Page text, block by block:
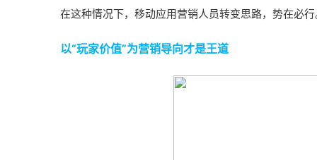
在这种情况下，移动应用营销人员转变思路，势在必
以“玩家价值”为营销导向才是王道